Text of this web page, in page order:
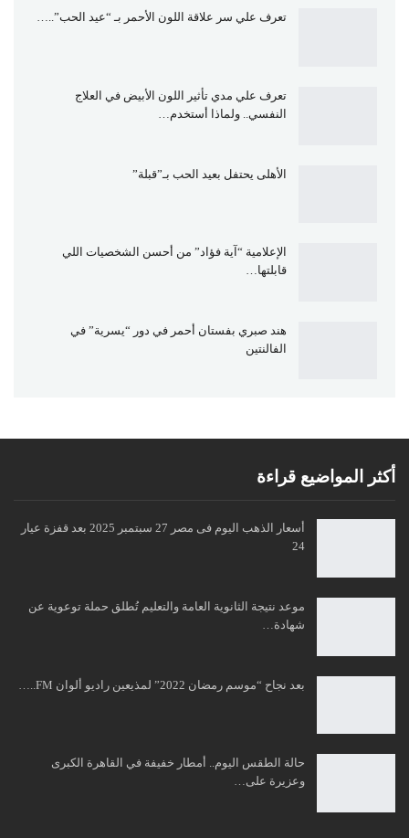
تعرف علي سر علاقة اللون الأحمر بـ “عيد الحب”..…
تعرف علي مدي تأثير اللون الأبيض في العلاج
النفسي.. ولماذا أستخدم…
الأهلى يحتفل بعيد الحب بـ”قبلة”
الإعلامية “آية فؤاد” من أحسن الشخصيات اللي
قابلتها…
هند صبري بفستان أحمر في دور “يسرية” في
الفالنتين
أكثر المواضيع قراءة
أسعار الذهب اليوم فى مصر 27 سبتمبر 2025 بعد قفزة عيار
24
موعد نتيجة الثانوية العامة والتعليم تُطلق حملة توعوية عن
شهادة…
بعد نجاح “موسم رمضان 2022” لمذيعين راديو ألوان FM..…
حالة الطقس اليوم.. أمطار خفيفة في القاهرة الكبرى
وعزيرة على…